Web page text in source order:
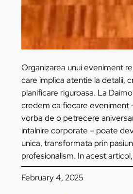
Organizarea unui eveniment
care implica atentie la detalii,
planificare riguroasa. La
credem ca fiecare eveniment
vorba de o petrecere
intalnire corporate – poate
unica, transformata prin
profesionalism. In acest
February 4, 2025